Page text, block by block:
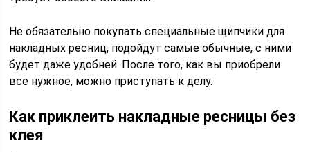
Не обязательно покупать специальные щипчики для
накладных ресниц, подойдут самые обычные, с ними
будет даже удобней. После того, как вы приобрели
все нужное, можно приступать к делу.
Как приклеить накладные ресницы без
клея